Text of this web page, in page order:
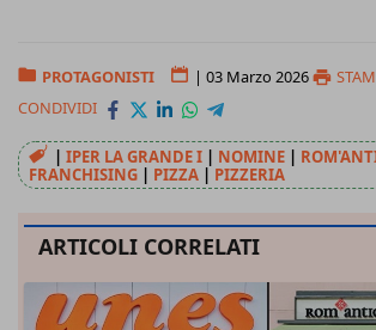
PROTAGONISTI | 03 Marzo 2026
CONDIVIDI
| IPER LA GRANDE I | NOMINE |
FRANCHISING | PIZZA | PIZZERIA
ARTICOLI CORRELATI